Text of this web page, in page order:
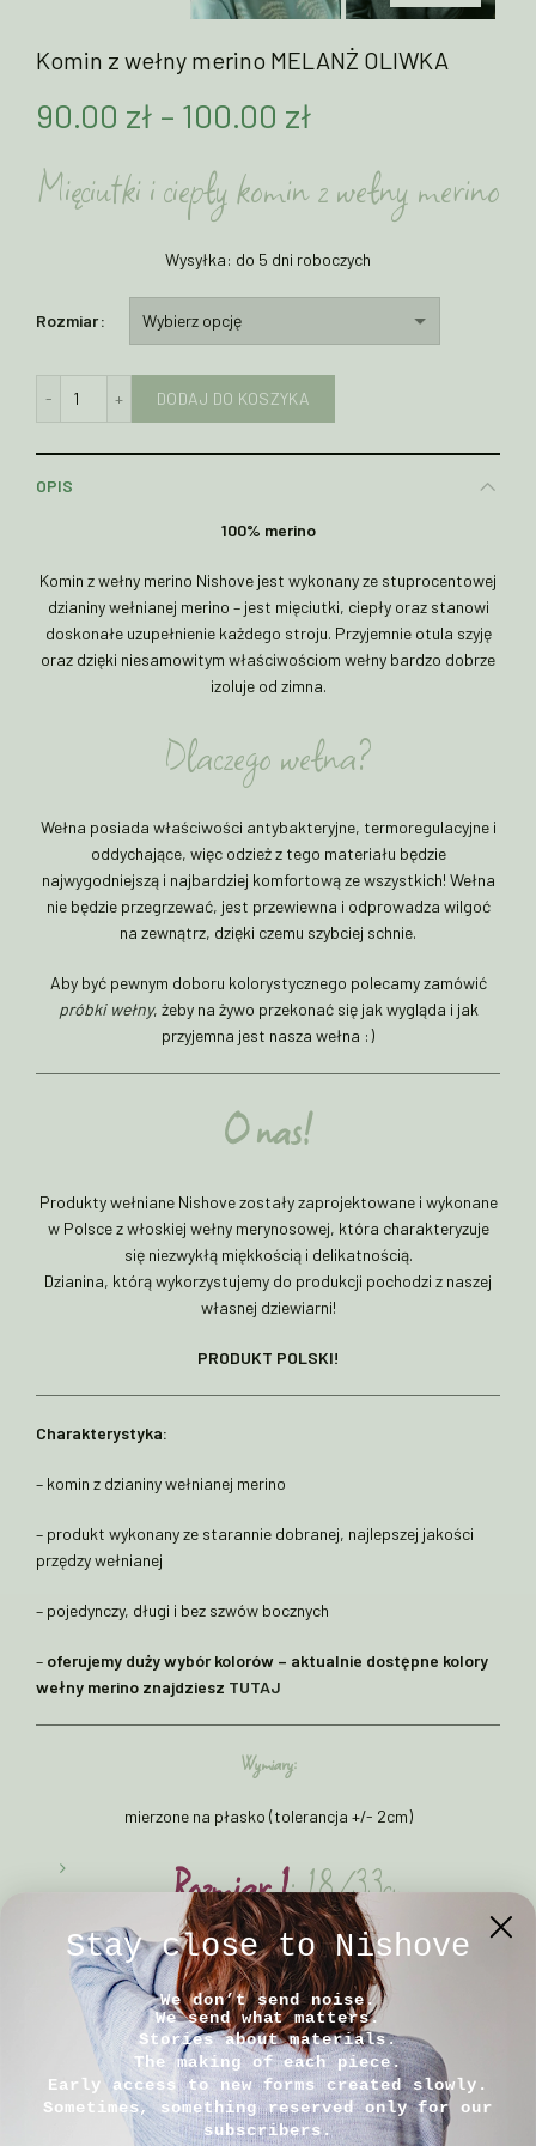
Komin z wełny merino MELANŻ OLIWKA
90.00 zł – 100.00 zł
cen:
90.00 zł
100.00 zł
Mięciutki i ciepły komin z wełny merino
Wysyłka: do 5 dni roboczych
Rozmiar
DODAJ DO KOSZYKA
OPIS
100% merino
Komin z wełny merino Nishove jest wykonany ze stuprocentowej
dzianiny wełnianej merino – jest mięciutki, ciepły oraz stanowi
doskonałe uzupełnienie każdego stroju. Przyjemnie otula szyję
oraz dzięki niesamowitym właściwościom wełny bardzo dobrze
izoluje od zimna.
Dlaczego wełna?
Wełna posiada właściwości antybakteryjne, termoregulacyjne i
oddychające, więc odzież z tego materiału będzie
najwygodniejszą i najbardziej komfortową ze wszystkich! Wełna
nie będzie przegrzewać, jest przewiewna i odprowadza wilgoć
na zewnątrz, dzięki czemu szybciej schnie.
Aby być pewnym doboru kolorystycznego polecamy zamówić
próbki wełny, żeby na żywo przekonać się jak wygląda i jak
przyjemna jest nasza wełna :)
O nas!
Produkty wełniane Nishove zostały zaprojektowane i wykonane
w Polsce z włoskiej wełny merynosowej, która charakteryzuje
się niezwykłą miękkością i delikatnością.
Dzianina, którą wykorzystujemy do produkcji pochodzi z naszej
własnej dziewiarni!
PRODUKT POLSKI!
Charakterystyka:
– komin z dzianiny wełnianej merino
– produkt wykonany ze starannie dobranej, najlepszej jakości
przędzy wełnianej
– pojedynczy, długi i bez szwów bocznych
– oferujemy duży wybór kolorów – aktualnie dostępne kolory
wełny merino znajdziesz TUTAJ
Wymiary:
mierzone na płasko (tolerancja +/- 2cm)
Rozmiar 1: 18/33cm
Rozmiar 2: 24/43cm
Rozmiar 3: 28/43cm
Sposób pielęgnacji:
Stay close to Nishove
We don’t send noise.
We send what matters.
Stories about materials.
The making of each piece.
Early access to new forms created slowly.
Sometimes, something reserved only for our
subscribers.